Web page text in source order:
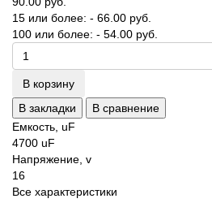
15 или более: - 66.00 руб.
100 или более: - 54.00 руб.
В корзину
В закладки
В сравнение
Емкость, uF
4700 uF
Напряжение, v
16
Все характеристики